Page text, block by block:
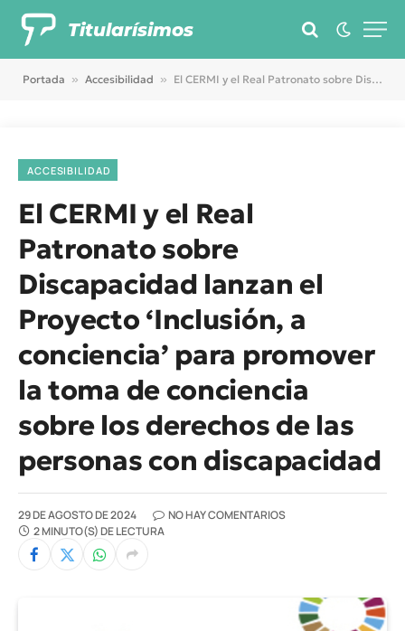
Titularísimos
Portada » Accesibilidad » El CERMI y el Real Patronato sobre Discapacidad lanzan el Proyecto ‘Inclusión, a conciencia’ para promover la toma de conciencia sobre los derechos de las personas con discapacidad
ACCESIBILIDAD
El CERMI y el Real
Patronato sobre
Discapacidad lanzan el
Proyecto ‘Inclusión, a
conciencia’ para promover
la toma de conciencia
sobre los derechos de las
personas con discapacidad
29 DE AGOSTO DE 2024
NO HAY COMENTARIOS
2 MINUTO(S) DE LECTURA